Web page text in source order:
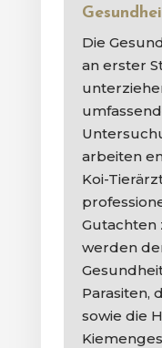
Die
an erster
arbeiten
Koi-
Gutachten
werden
Parasiten,
sowie die